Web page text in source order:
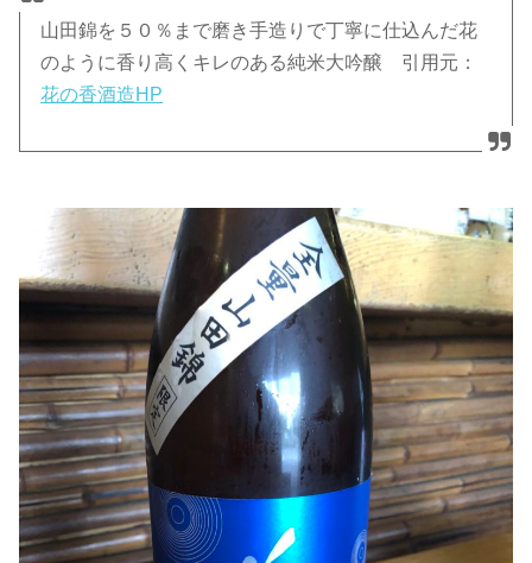
山田錦を５０％まで磨き手造りで丁寧に仕込んだ花
のように香り高くキレのある純米大吟醸 引用元：
花の香酒造HP